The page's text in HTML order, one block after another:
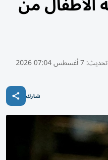
7 أغسطس 07:04 2026
شارك